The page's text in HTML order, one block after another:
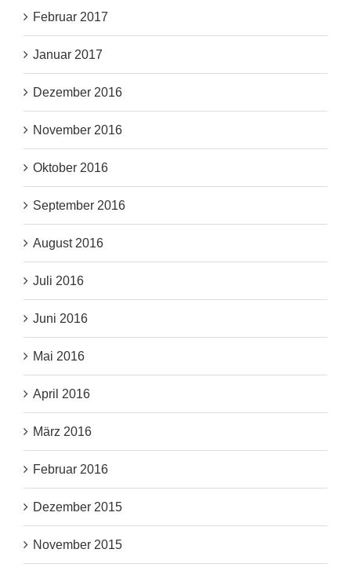
Februar 2017
Januar 2017
Dezember 2016
November 2016
Oktober 2016
September 2016
August 2016
Juli 2016
Juni 2016
Mai 2016
April 2016
März 2016
Februar 2016
Dezember 2015
November 2015